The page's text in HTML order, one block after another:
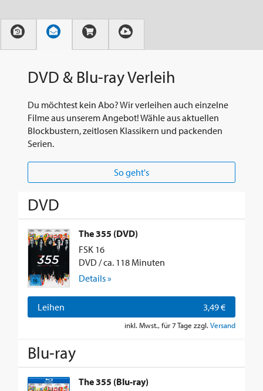
DVD & Blu-ray Verleih
Du möchtest kein Abo? Wir verleihen auch einzelne
Filme aus unserem Angebot! Wähle aus aktuellen
Blockbustern, zeitlosen Klassikern und packenden
Serien.
So geht's
DVD
The 355 (DVD)
FSK 16
DVD / ca. 118 Minuten
Details »
Leihen 3,49 €
inkl. Mwst., für 7 Tage zzgl. Versand
Blu-ray
The 355 (Blu-ray)